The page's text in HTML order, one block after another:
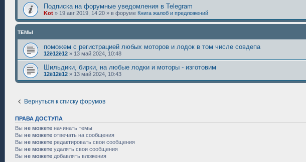
Подписка на форумные уведомления в Telegram
Kot » 19 авг 2019, 14:20 » в форуме Книга жалоб и предложений
ТЕМЫ
поможем с регистрацией любых моторов и лодок в том числе совдепа
12ё12ё12 » 13 май 2024, 10:48
Шильдики, бирки, на любые лодки и моторы - изготовим
12ё12ё12 » 13 май 2024, 10:43
Вернуться к списку форумов
ПРАВА ДОСТУПА
Вы не можете начинать темы
Вы не можете отвечать на сообщения
Вы не можете редактировать свои сообщения
Вы не можете удалять свои сообщения
Вы не можете добавлять вложения